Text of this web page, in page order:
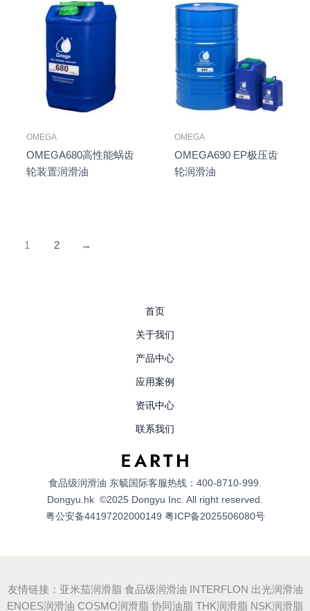
OMEGA
OMEGA680高性能蜗齿
轮装置润滑油
OMEGA
OMEGA690 EP极压齿
轮润滑油
1 2 →
首页
关于我们
产品中心
应用案例
资讯中心
联系我们
食品级润滑油 东毓国际客服热线：400-8710-999.
Dongyu.hk ©2025 Dongyu Inc. All right reserved.
粤公安备44197202000149 粤ICP备2025506080号
友情链接：亚米茄润滑脂 食品级润滑油 INTERFLON 出光润滑油
ENOES润滑油 COSMO润滑脂 协同油脂 THK润滑脂 NSK润滑脂